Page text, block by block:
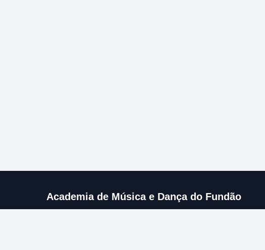
Academia de Música e Dança do Fundão